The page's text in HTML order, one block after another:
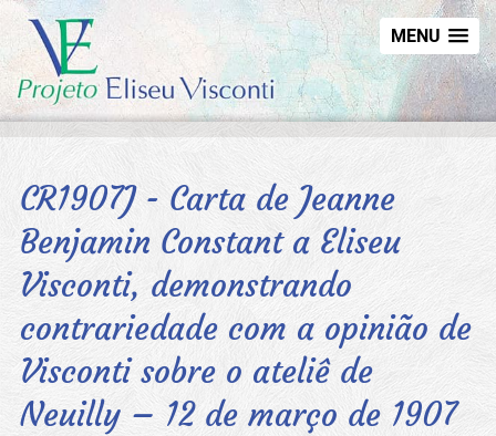
MENU
CR1907J - Carta de Jeanne
Benjamin Constant a Eliseu
Visconti, demonstrando
contrariedade com a opinião de
Visconti sobre o ateliê de
Neuilly – 12 de março de 1907